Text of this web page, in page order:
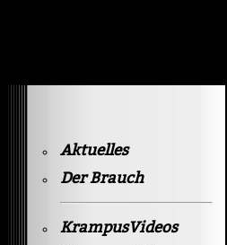
Aktuelles
Der Brauch
KrampusVideos